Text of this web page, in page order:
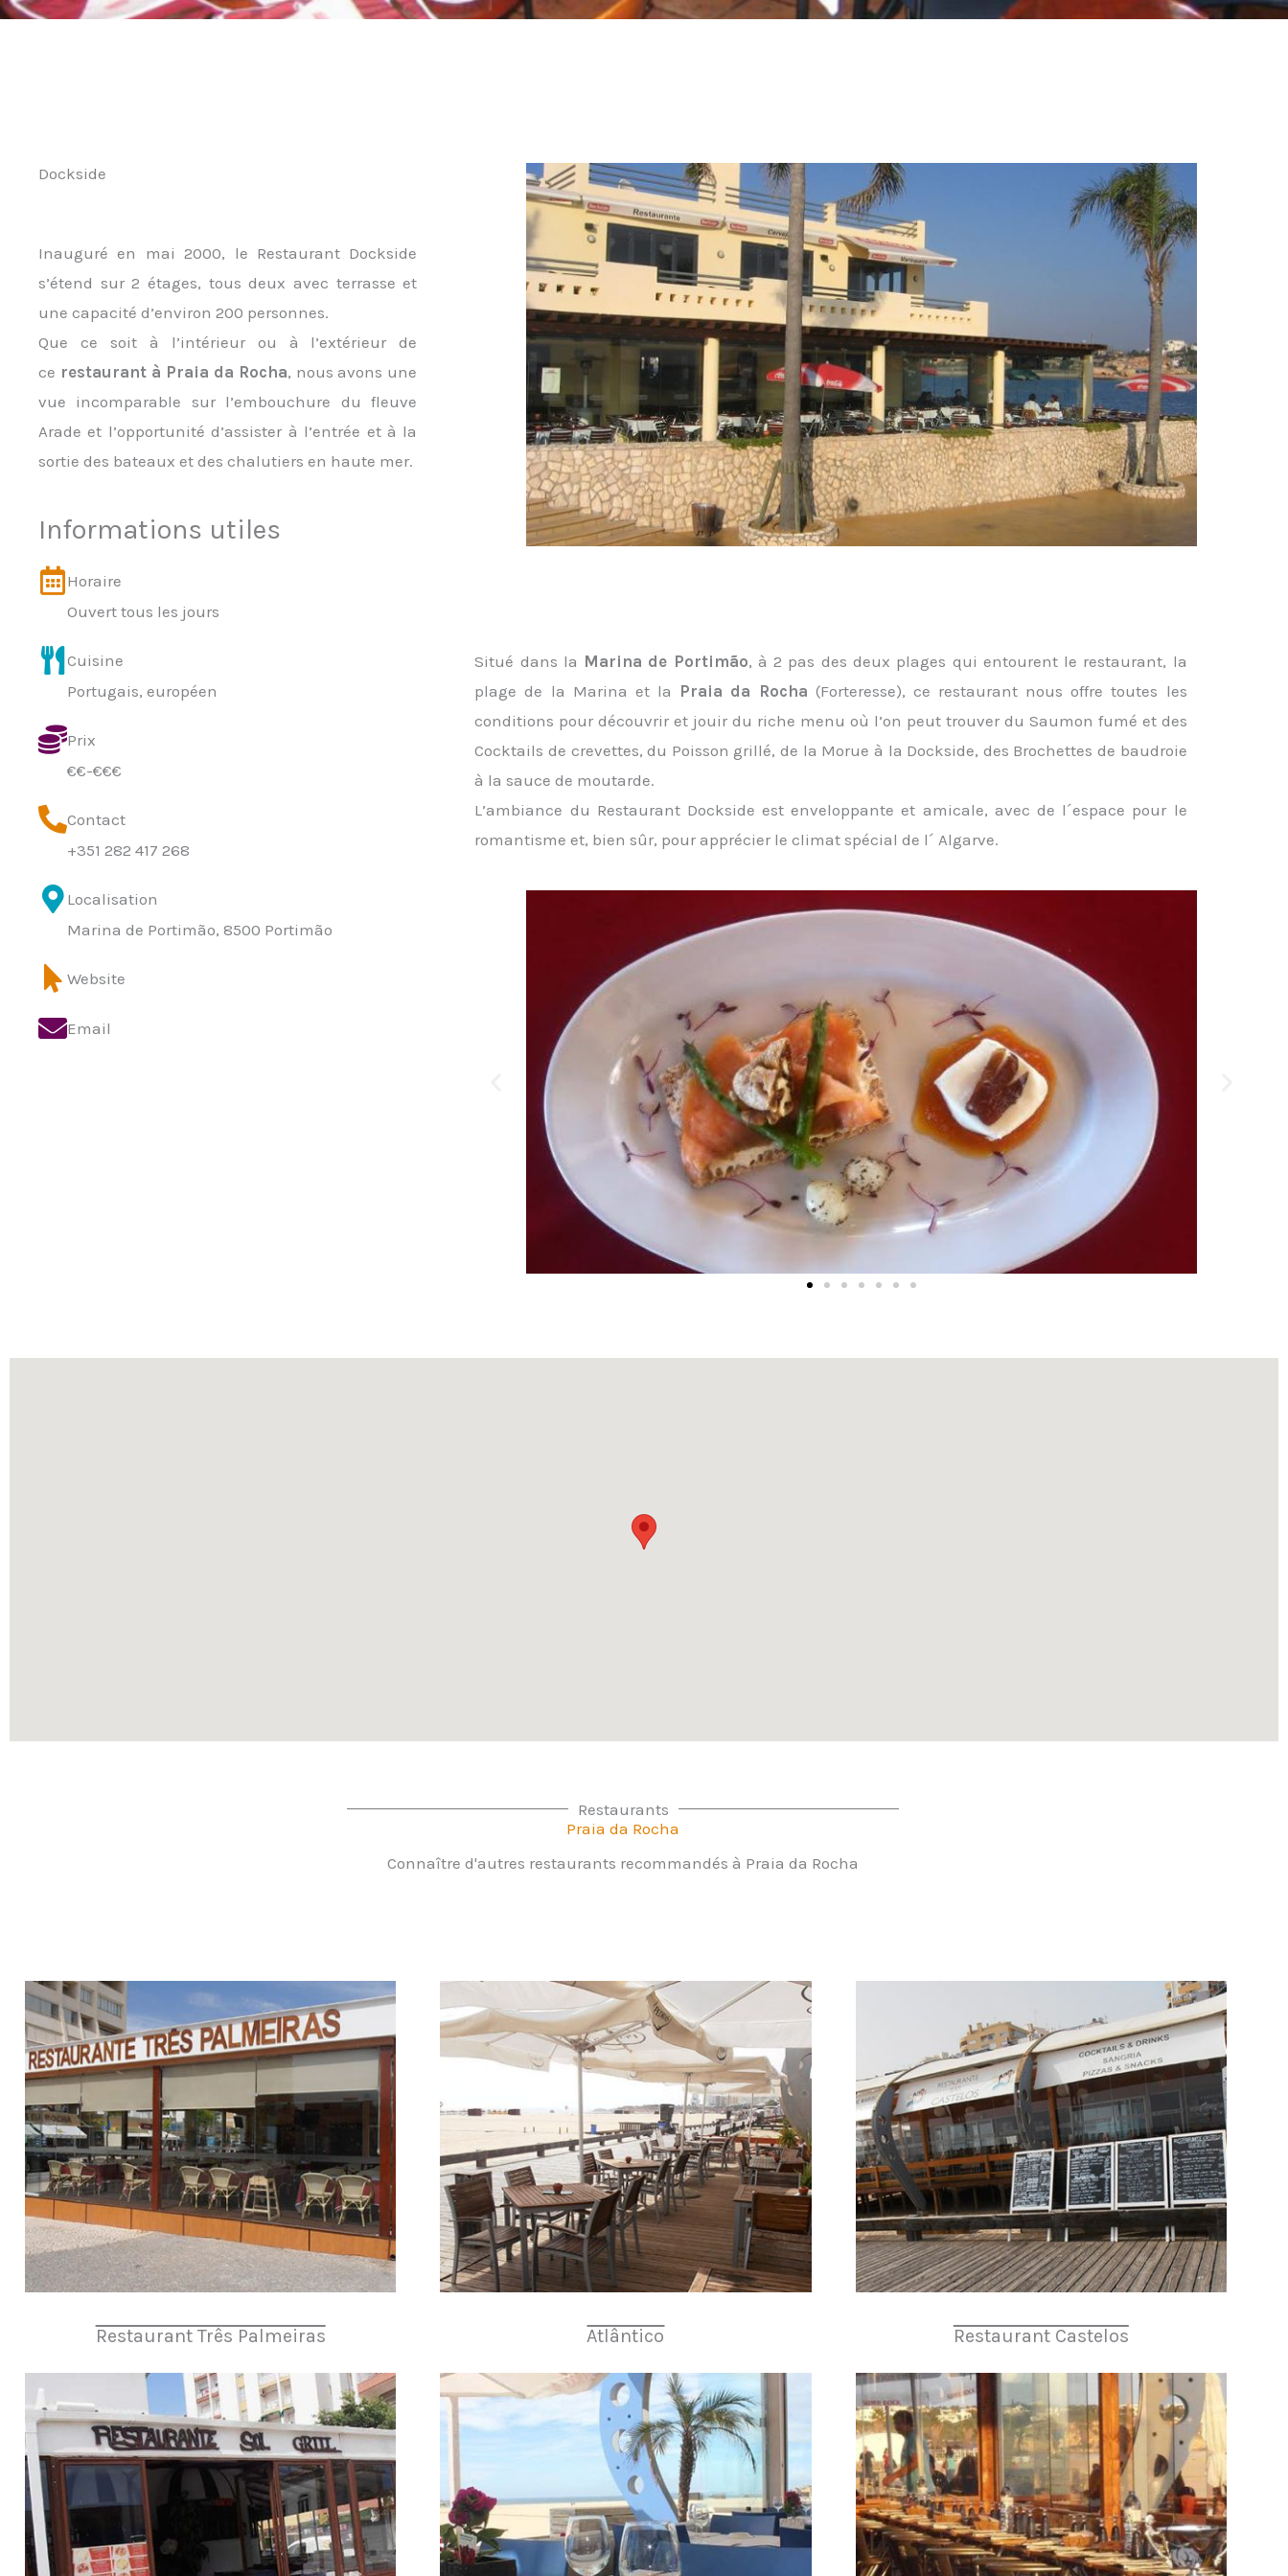
Dockside
Inauguré en mai 2000, le Restaurant Dockside
s’étend sur 2 étages, tous deux avec terrasse et
une capacité d’environ 200 personnes.
Que ce soit à l’intérieur ou à l’extérieur de
ce restaurant à Praia da Rocha, nous avons une
vue incomparable sur l’embouchure du fleuve
Arade et l’opportunité d’assister à l’entrée et à la
sortie des bateaux et des chalutiers en haute mer.
Informations utiles
Horaire
Ouvert tous les jours
Cuisine
Portugais, européen
Prix
€€-€€€
Contact
+351 282 417 268
Localisation
Marina de Portimão, 8500 Portimão
Website
Email
Situé dans la Marina de Portimão, à 2 pas des deux plages qui entourent le restaurant, la
plage de la Marina et la Praia da Rocha (Forteresse), ce restaurant nous offre toutes les
conditions pour découvrir et jouir du riche menu où l’on peut trouver du Saumon fumé et des
Cocktails de crevettes, du Poisson grillé, de la Morue à la Dockside, des Brochettes de baudroie
à la sauce de moutarde.
L’ambiance du Restaurant Dockside est enveloppante et amicale, avec de l´espace pour le
romantisme et, bien sûr, pour apprécier le climat spécial de l´ Algarve.
Restaurants
Praia da Rocha
Connaître d'autres restaurants recommandés à Praia da Rocha
Restaurant Três Palmeiras Atlântico Restaurant Castelos